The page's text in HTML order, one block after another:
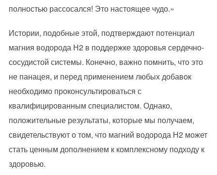
полностью рассосался! Это настоящее чудо.»
Истории, подобные этой, подтверждают потенциал
магния водорода Н2 в поддержке здоровья сердечно-
сосудистой системы. Конечно, важно помнить, что это
не панацея, и перед применением любых добавок
необходимо проконсультироваться с
квалифицированным специалистом. Однако,
положительные результаты, которые мы получаем,
свидетельствуют о том, что магний водорода Н2 может
стать ценным дополнением к комплексному подходу к
здоровью.